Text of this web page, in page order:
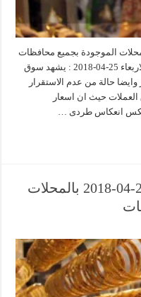
اليوم الاربعاء 25-04-2018 بالمحلات الموجودة بجميع محافظات
جمهورية مصر العربية أسعار الذهب اليوم الاربعاء 25-04-2018 : يشهد سوق
وايضا حالة من عدم الاستقرار
حيث ان اسعار
انعكاس طردى …
أسعار الذهب اليوم الثلاثاء 24-04-2018 بالمحلات